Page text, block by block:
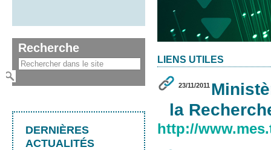
LIENS UTILES
23/11/2011
la
http://
Recherche
DERNIÈRES
ACTUALITÉS